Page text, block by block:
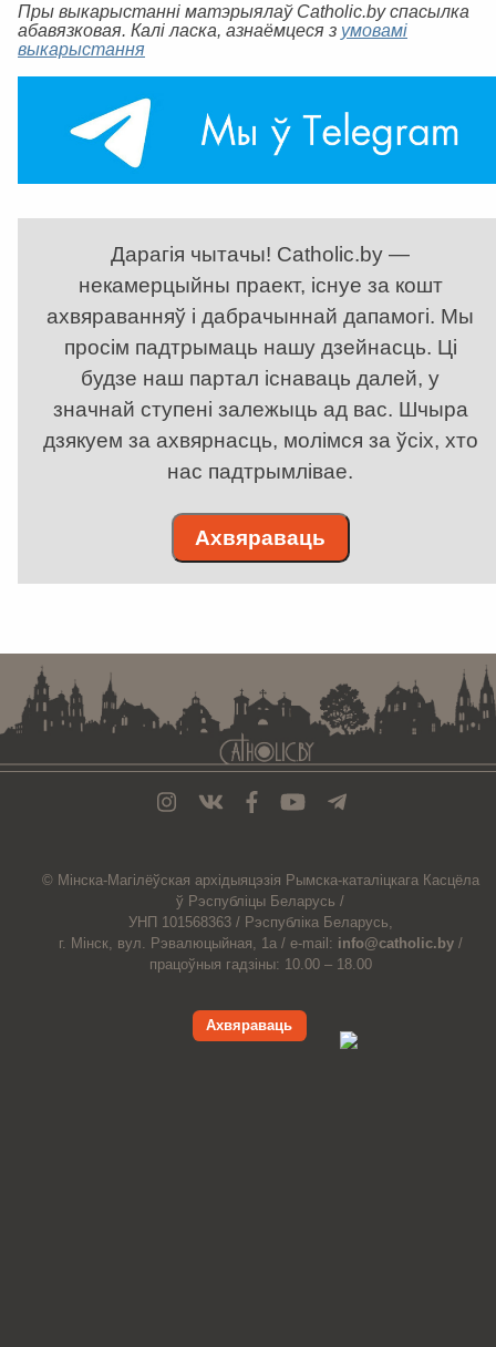
Пры выкарыстанні матэрыялаў Catholic.by спасылка
абавязковая. Калі ласка, азнаёмцеся з умовамі
выкарыстання
Дарагія чытачы! Catholic.by —
некамерцыйны праект, існуе за кошт
ахвяраванняў і дабрачыннай дапамогі. Мы
просім падтрымаць нашу дзейнасць. Ці
будзе наш партал існаваць далей, у
значнай ступені залежыць ад вас. Шчыра
дзякуем за ахвярнасць, молімся за ўсіх, хто
нас падтрымлівае.
Ахвяраваць
© Мiнска-Магiлёўская архiдыяцэзiя Рымска-каталіцкага Касцёла
ў Рэспубліцы Беларусь /
УНП 101568363 / Рэспубліка Беларусь,
г. Мінск, вул. Рэвалюцыйная, 1а / e-mail: info@catholic.by /
працоўныя гадзіны: 10.00 – 18.00
Ахвяраваць